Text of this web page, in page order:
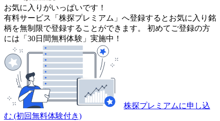
お気に入りがいっぱいです！
有料サービス「株探プレミアム」へ登録するとお気に入り銘
柄を無制限で登録することができます。 初めてご登録の方
には「30日間無料体験」実施中！
株探プレミアムに申し込
む (初回無料体験付き)